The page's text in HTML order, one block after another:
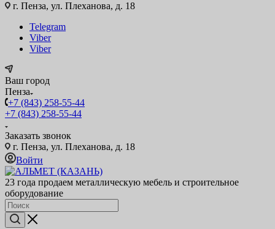
г. Пенза, ул. Плеханова, д. 18
Telegram
Viber
Viber
Ваш город
Пенза
+7 (843) 258-55-44
+7 (843) 258-55-44
Заказать звонок
г. Пенза, ул. Плеханова, д. 18
Войти
23 года продаем металлическую мебель и строительное
оборудование